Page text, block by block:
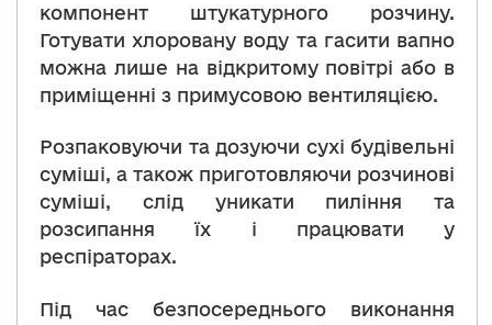
компонент штукатурного розчину.
Готувати хлоровану воду та гасити вапно
можна лише на відкритому повітрі або в
приміщенні з примусовою вентиляцією.
Розпаковуючи та дозуючи сухі будівельні
суміші, а також приготовляючи розчинові
суміші, слід уникати пиління та
розсипання їх і працювати у
респіраторах.
Під час безпосереднього виконання